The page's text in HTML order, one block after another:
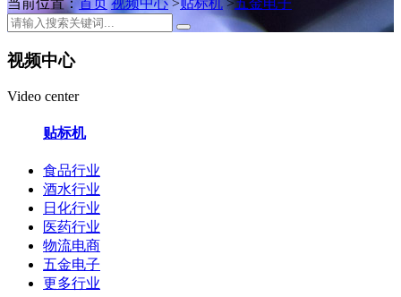
视频中心
Video center
贴标机
食品行业
酒水行业
日化行业
医药行业
物流电商
五金电子
更多行业